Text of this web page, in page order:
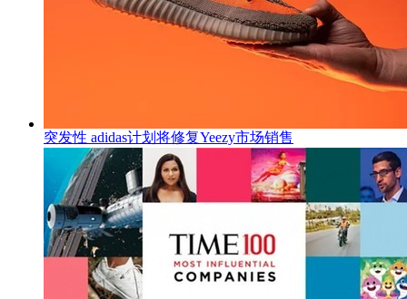
突发性 adidas计划将修复Yeezy市场销售